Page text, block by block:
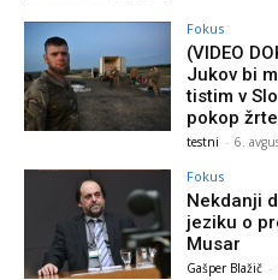
Fokus
(VIDEO
Jukov bi
tistim v
pokop
testni - 6.
Fokus
Nekdanji
jeziku o
Musar
Gašper Blažič -